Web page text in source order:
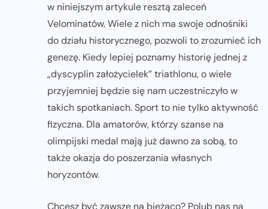
w niniejszym artykule resztą zaleceń
Velominatów. Wiele z nich ma swoje odnośniki
do działu historycznego, pozwoli to zrozumieć ich
genezę. Kiedy lepiej poznamy historię jednej z
„dyscyplin założycielek” triathlonu, o wiele
przyjemniej będzie się nam uczestniczyło w
takich spotkaniach. Sport to nie tylko aktywność
fizyczna. Dla amatorów, którzy szanse na
olimpijski medal mają już dawno za sobą, to
także okazja do poszerzania własnych
horyzontów.
Chcesz być zawsze na bieżąco? Polub nas na